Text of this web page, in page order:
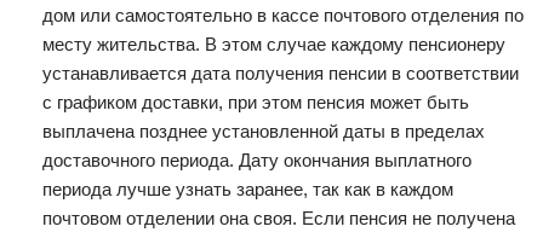
дом или самостоятельно в кассе почтового отделения по
месту жительства. В этом случае каждому пенсионеру
устанавливается дата получения пенсии в соответствии
с графиком доставки, при этом пенсия может быть
выплачена позднее установленной даты в пределах
доставочного периода. Дату окончания выплатного
периода лучше узнать заранее, так как в каждом
почтовом отделении она своя. Если пенсия не получена